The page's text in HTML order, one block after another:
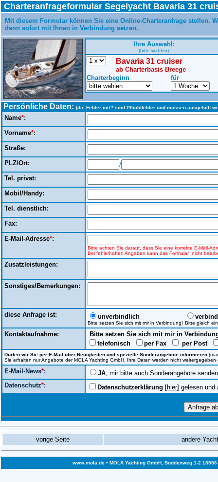
Charteranfrageformular Segelyacht Bavaria 31
Mit diesem Formular können Sie eine Online-Charteranfrage
dann sofort mit Ihnen in Verbindung setzen.
Ihre Auswahl:
(bitte wählen)
Bavaria 31 cruiser
ab Charterbasis Breege
Charterbeginn
für
Persönliche Daten: (die Felder mit * sind Pflichtfelder und müssen ausgefüllt
Name*:
Vorname*:
Straße:
PLZ/Ort: /
Tel. privat:
Mobil/Handy:
Tel. dienstlich:
Fax:
E-Mail-Adresse*:
Bitte achten Sie darauf, dass Sie eine korrekte E-Mail-
Bei fehlerhaften Angaben kann das Formular nicht
Zusatzleistungen:
Sonstiges/Bemerkungen:
diese Anfrage ist: unverbindlich
Bitte setzen Sie sich mit mir in Verbindung! Bitte gleich
Kontaktaufnahme:
Bitte setzen Sie sich mit mir in
telefonisch
per Fax per Post
Dürfen wir Sie per E-Mail über Neuigkeiten und spezielle Sonderangebote informieren
Sie erhalten nur Angebote der MOLA Yachting GmbH, Ihre Daten werden nicht
E-Mail-News*: JA, mir bitte auch Sonderangebote
Datenschutz*: Datenschutzerklärung [hier] gelesen und
vorige Seite andere
www.mola.de• MOLA Yachting GmbH, Boddenweg 1-2